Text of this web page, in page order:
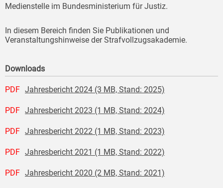
Medienstelle im Bundesministerium für Justiz.
In diesem Bereich finden Sie Publikationen und
Veranstaltungshinweise der Strafvollzugsakademie.
Downloads
PDF Jahresbericht 2024 (3 MB, Stand: 2025)
PDF Jahresbericht 2023 (1 MB, Stand: 2024)
PDF Jahresbericht 2022 (1 MB, Stand: 2023)
PDF Jahresbericht 2021 (1 MB, Stand: 2022)
PDF Jahresbericht 2020 (2 MB, Stand: 2021)